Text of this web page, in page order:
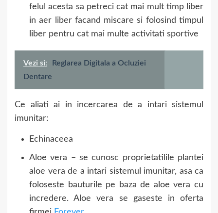
felul acesta sa petreci cat mai mult timp liber
in aer liber facand miscare si folosind timpul
liber pentru cat mai multe activitati sportive
Vezi si:
Reglarea Digitala a Ocluziei
Dentare
Ce aliati ai in incercarea de a intari sistemul
imunitar:
Echinaceea
Aloe vera – se cunosc proprietatilile plantei
aloe vera de a intari sistemul imunitar, asa ca
foloseste bauturile pe baza de aloe vera cu
incredere. Aloe vera se gaseste in oferta